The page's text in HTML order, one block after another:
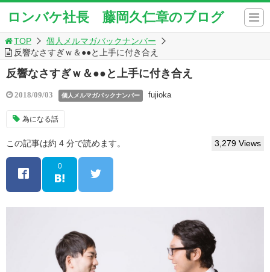
ロンバケ社長 藤岡久仁章のブログ
TOP
個人メルマガバックナンバー
反響なさすぎｗ＆●●と上手に付き合え
反響なさすぎｗ＆●●と上手に付き合え
2018/09/03 個人メルマガバックナンバー fujioka
為になる話
この記事は約 4 分で読めます。 3,279 Views
0